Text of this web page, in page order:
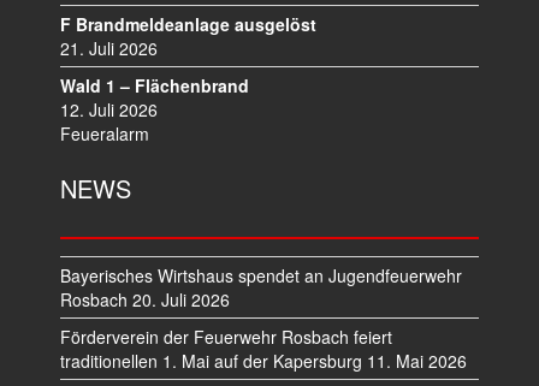
F Brandmeldeanlage ausgelöst
21. Juli 2026
Wald 1 – Flächenbrand
12. Juli 2026
Feueralarm
NEWS
Bayerisches Wirtshaus spendet an Jugendfeuerwehr
Rosbach 20. Juli 2026
Förderverein der Feuerwehr Rosbach feiert
traditionellen 1. Mai auf der Kapersburg 11. Mai 2026